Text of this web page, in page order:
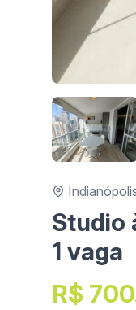
Studio
1 vaga
R$